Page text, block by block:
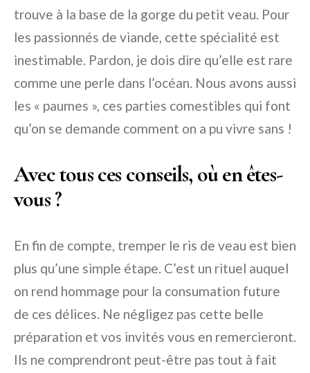
trouve à la base de la gorge du petit veau. Pour
les passionnés de viande, cette spécialité est
inestimable. Pardon, je dois dire qu’elle est rare
comme une perle dans l’océan. Nous avons aussi
les « paumes », ces parties comestibles qui font
qu’on se demande comment on a pu vivre sans !
Avec tous ces conseils, où en êtes-
vous ?
En fin de compte, tremper le ris de veau est bien
plus qu’une simple étape. C’est un rituel auquel
on rend hommage pour la consumation future
de ces délices. Ne négligez pas cette belle
préparation et vos invités vous en remercieront.
Ils ne comprendront peut-être pas tout à fait